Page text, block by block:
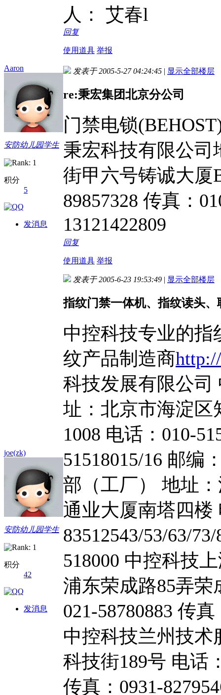
人： 艾春l
回复
使用道具 举报
Aaron
安防幼儿园学生
积分
5
发消息
发表于 2005-5-27 04:24:45 | 显示全部楼层
re:秉宏集团北京分公司
门禁电锁
秉宏科技有限公
街甲六号铸诚大厦
89857328 传真：
13121422809
回复
使用道具 举报
joe(zk)
安防幼儿园学生
积分
42
发消息
发表于 2005-6-23 19:53:49 | 显示全部楼层
指纹门禁一体机、指纹读头、
中控科技专业的
纹产品制造商
科技发展有限公司
址：北京市海淀区
1008 电话：010-
51518015/16 邮编
部（工厂） 地址
通业大厦南塔四楼
83512543/53/63/
518000 中控科技
浦东荣成路85弄荣
021-58780883 传
中控科技兰州技
科技街189号 电话
传真：0931-